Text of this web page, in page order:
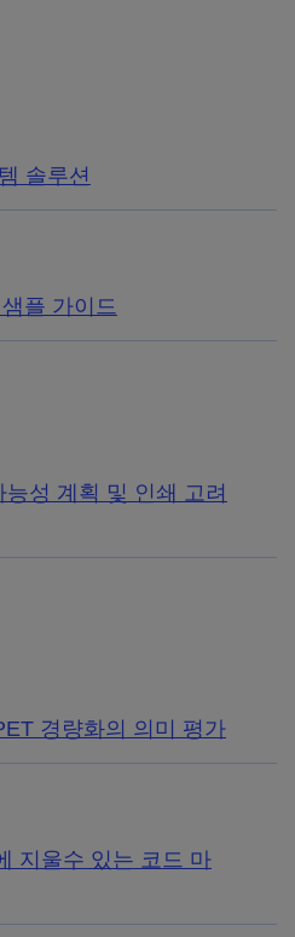
솔루션
플 가이드
성 계획 및 인쇄 고려
경량화의 의미 평가
지울수 있는 코드 마